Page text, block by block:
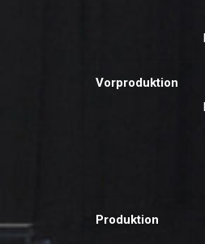
Vorproduktion
Produktion